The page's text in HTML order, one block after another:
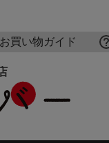
お買い物ガイド